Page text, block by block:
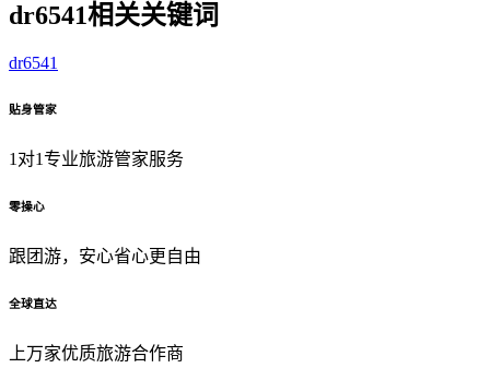
dr6541相关关键词
dr6541
贴身管家
1对1专业旅游管家服务
零操心
跟团游，安心省心更自由
全球直达
上万家优质旅游合作商